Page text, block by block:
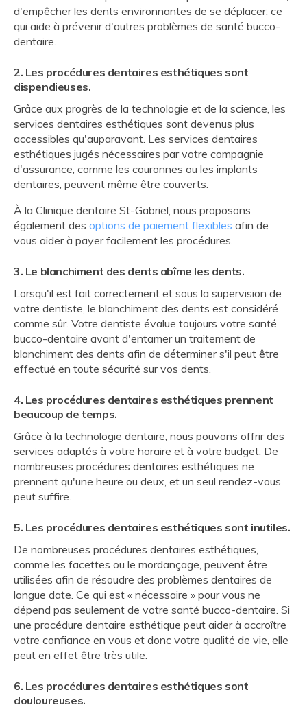
d'empêcher les dents environnantes de se déplacer, ce
qui aide à prévenir d'autres problèmes de santé bucco-
dentaire.
2. Les procédures dentaires esthétiques sont
dispendieuses.
Grâce aux progrès de la technologie et de la science, les
services dentaires esthétiques sont devenus plus
accessibles qu'auparavant. Les services dentaires
esthétiques jugés nécessaires par votre compagnie
d'assurance, comme les couronnes ou les implants
dentaires, peuvent même être couverts.
À la Clinique dentaire St-Gabriel, nous proposons
également des options de paiement flexibles afin de
vous aider à payer facilement les procédures.
3. Le blanchiment des dents abîme les dents.
Lorsqu'il est fait correctement et sous la supervision de
votre dentiste, le blanchiment des dents est considéré
comme sûr. Votre dentiste évalue toujours votre santé
bucco-dentaire avant d'entamer un traitement de
blanchiment des dents afin de déterminer s'il peut être
effectué en toute sécurité sur vos dents.
4. Les procédures dentaires esthétiques prennent
beaucoup de temps.
Grâce à la technologie dentaire, nous pouvons offrir des
services adaptés à votre horaire et à votre budget. De
nombreuses procédures dentaires esthétiques ne
prennent qu'une heure ou deux, et un seul rendez-vous
peut suffire.
5. Les procédures dentaires esthétiques sont inutiles.
De nombreuses procédures dentaires esthétiques,
comme les facettes ou le mordançage, peuvent être
utilisées afin de résoudre des problèmes dentaires de
longue date. Ce qui est « nécessaire » pour vous ne
dépend pas seulement de votre santé bucco-dentaire. Si
une procédure dentaire esthétique peut aider à accroître
votre confiance en vous et donc votre qualité de vie, elle
peut en effet être très utile.
6. Les procédures dentaires esthétiques sont
douloureuses.